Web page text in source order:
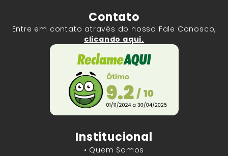
Contato
Entre em contato através do nosso Fale Conosco,
clicando aqui.
Institucional
• Quem Somos